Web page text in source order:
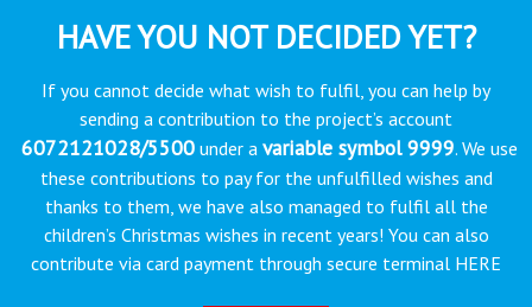
HAVE YOU NOT DECIDED YET?
If you cannot decide what wish to fulfil, you can help by
sending a contribution to the project’s account
6072121028/5500under a variable symbol 9999. We use
these contributions to pay for the unfulfilled wishes and
thanks to them, we have also managed to fulfil all the
children’s Christmas wishes in recent years! You can also
contribute via card payment through secure terminal HERE